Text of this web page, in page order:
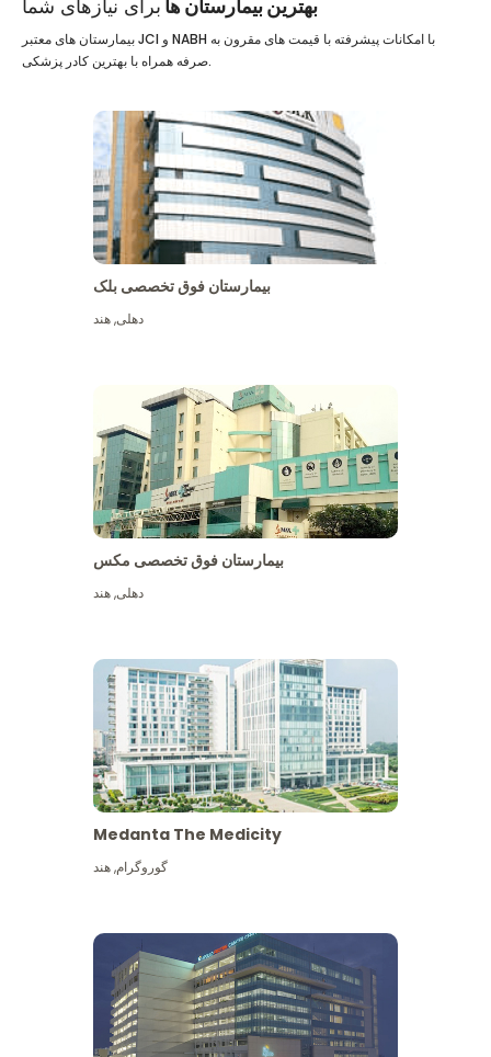
بهترین بیمارستان ها برای نیازهای شما
بیمارستان های معتبر JCI و NABH با امکانات پیشرفته با قیمت های مقرون به
صرفه همراه با بهترین کادر پزشکی.
بیمارستان فوق تخصصی بلک
دهلی,هند
بیمارستان فوق تخصصی مکس
دهلی,هند
Medanta The Medicity
گوروگرام,هند